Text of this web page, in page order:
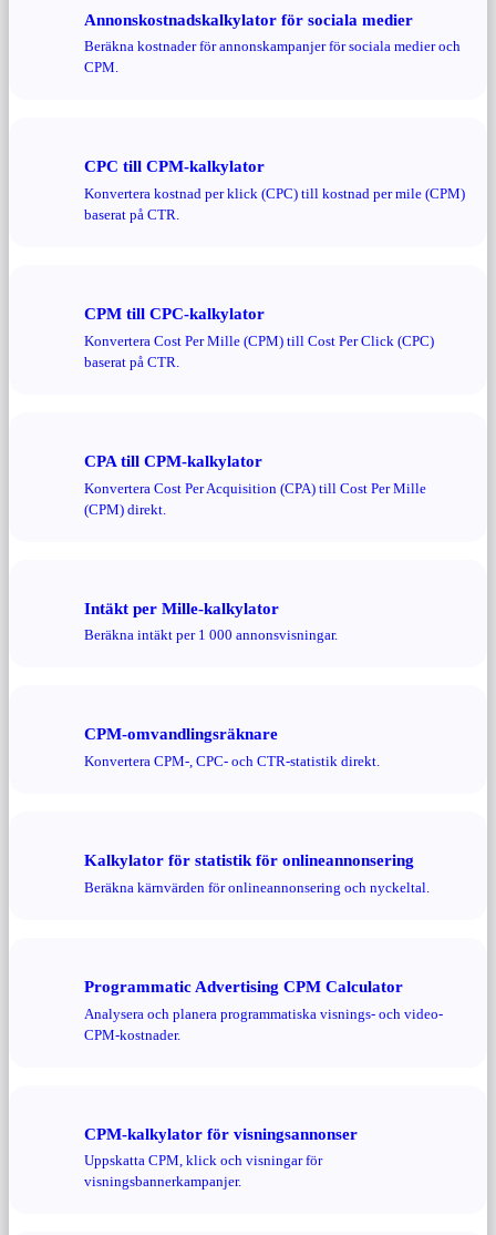
Annonskostnadskalkylator för sociala medier
Beräkna kostnader för annonskampanjer för sociala medier och
CPM.
CPC till CPM-kalkylator
Konvertera kostnad per klick (CPC) till kostnad per mile (CPM)
baserat på CTR.
CPM till CPC-kalkylator
Konvertera Cost Per Mille (CPM) till Cost Per Click (CPC)
baserat på CTR.
CPA till CPM-kalkylator
Konvertera Cost Per Acquisition (CPA) till Cost Per Mille
(CPM) direkt.
Intäkt per Mille-kalkylator
Beräkna intäkt per 1 000 annonsvisningar.
CPM-omvandlingsräknare
Konvertera CPM-, CPC- och CTR-statistik direkt.
Kalkylator för statistik för onlineannonsering
Beräkna kärnvärden för onlineannonsering och nyckeltal.
Programmatic Advertising CPM Calculator
Analysera och planera programmatiska visnings- och video-
CPM-kostnader.
CPM-kalkylator för visningsannonser
Uppskatta CPM, klick och visningar för
visningsbannerkampanjer.